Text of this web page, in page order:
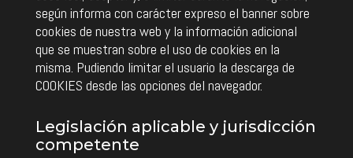
según informa con carácter expreso el banner sobre
cookies de nuestra web y la información adicional
que se muestran sobre el uso de cookies en la
misma. Pudiendo limitar el usuario la descarga de
COOKIES desde las opciones del navegador.
Legislación aplicable y jurisdicción
competente